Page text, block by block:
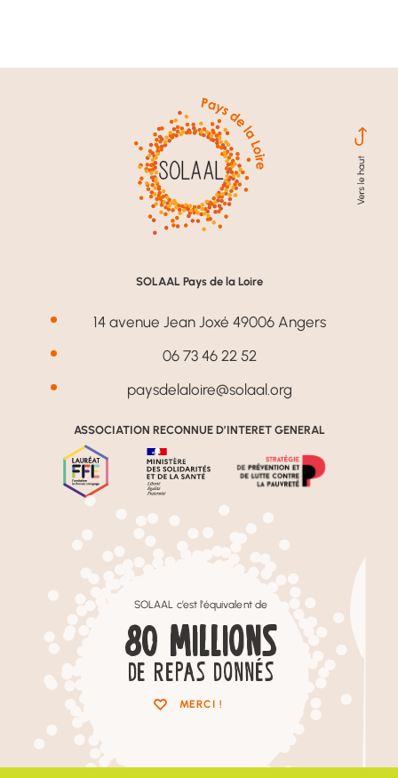
SOLAAL c’est l’équivalent de
80 MILLIONS
DE REPAS DONNÉS
MERCI !
SOLAAL Pays de la Loire
14 avenue Jean Joxé 49006 Angers
06 73 46 22 52
paysdelaloire@solaal.org
ASSOCIATION RECONNUE D’INTERET GENERAL